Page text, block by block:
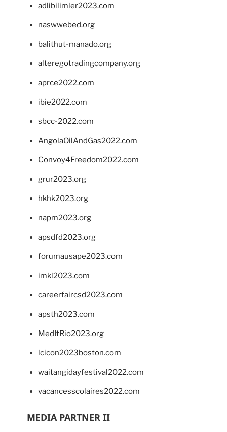
adlibilimler2023.com
naswwebed.org
balithut-manado.org
alteregotradingcompany.org
aprce2022.com
ibie2022.com
sbcc-2022.com
AngolaOilAndGas2022.com
Convoy4Freedom2022.com
grur2023.org
hkhk2023.org
napm2023.org
apsdfd2023.org
forumausape2023.com
imkl2023.com
careerfaircsd2023.com
apsth2023.com
MedItRio2023.org
lcicon2023boston.com
waitangidayfestival2022.com
vacancesscolaires2022.com
MEDIA PARTNER II